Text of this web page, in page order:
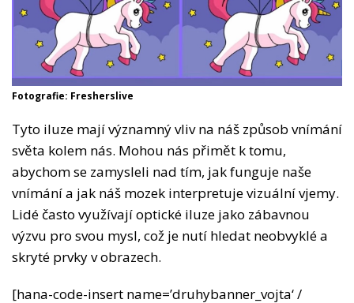
Fotografie: Fresherslive
Tyto iluze mají významný vliv na náš způsob vnímání
světa kolem nás. Mohou nás přimět k tomu,
abychom se zamysleli nad tím, jak funguje naše
vnímání a jak náš mozek interpretuje vizuální vjemy.
Lidé často využívají optické iluze jako zábavnou
výzvu pro svou mysl, což je nutí hledat neobvyklé a
skryté prvky v obrazech.
[hana-code-insert name=’druhybanner_vojta‘ /